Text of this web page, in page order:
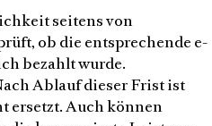
seitens von
ob die entsprechende e-
bezahlt wurde.
Ablauf dieser Frist ist
ersetzt. Auch können